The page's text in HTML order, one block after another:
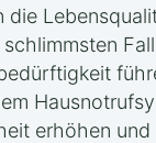
die
schlimmsten
erhöhen